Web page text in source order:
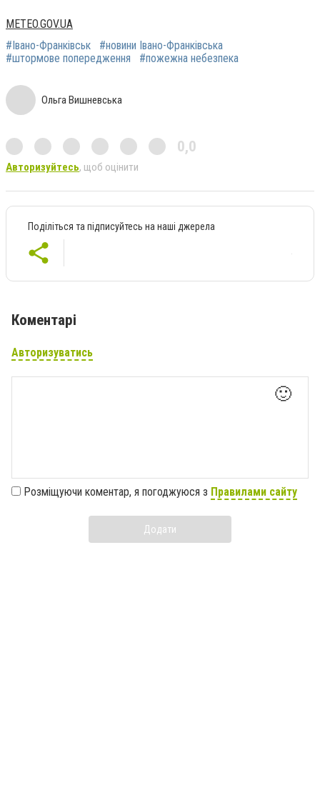
METEO.GOV.UA
#Івано-Франківськ
#новини Івано-Франківська
#штормове попередження
#пожежна небезпека
Ольга Вишневська
0,0
Авторизуйтесь, щоб оцінити
Поділіться та підписуйтесь на наші джерела
Коментарі
Авторизуватись
🙂
Розміщуючи коментар, я погоджуюся з Правилами сайту
Додати